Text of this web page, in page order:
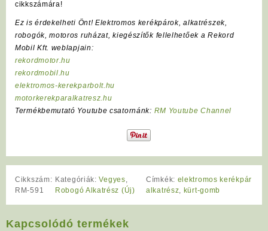
cikkszámára!
Ez is érdekelheti Önt! Elektromos kerékpárok, alkatrészek,
robogók, motoros ruházat, kiegészítők fellelhetőek a Rekord
Mobil Kft. weblapjain:
rekordmotor.hu
rekordmobil.hu
elektromos-kerekparbolt.hu
motorkerekparalkatresz.hu
Termékbemutató Youtube csatornánk: RM Youtube Channel
Cikkszám:
RM-591
Kategóriák:Vegyes,
Robogó Alkatrész (Új)
Címkék: elektromos kerékpár
alkatrész, kürt-gomb
Kapcsolódó termékek